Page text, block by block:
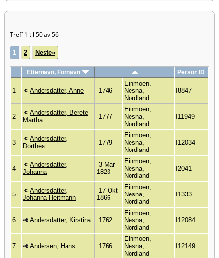
Treff 1 til 50 av 56
1 2 Neste»
Etternavn, Fornavn Person ID
1 Andersdatter, Anne 1746
Einmoen,
Nesna,
Nordland
I8847
2
Andersdatter, Berete
Martha
1777
Einmoen,
Nesna,
Nordland
I11949
3
Andersdatter,
Dorthea
1779
Einmoen,
Nesna,
Nordland
I12034
4
Andersdatter,
Johanna
3 Mar
1823
Einmoen,
Nesna,
Nordland
I2041
5
Andersdatter,
Johanna Heitmann
17 Okt
1866
Einmoen,
Nesna,
Nordland
I1333
6 Andersdatter, Kirstina 1762
Einmoen,
Nesna,
Nordland
I12084
7 Andersen, Hans 1766
Einmoen,
Nesna,
Nordland
I12149